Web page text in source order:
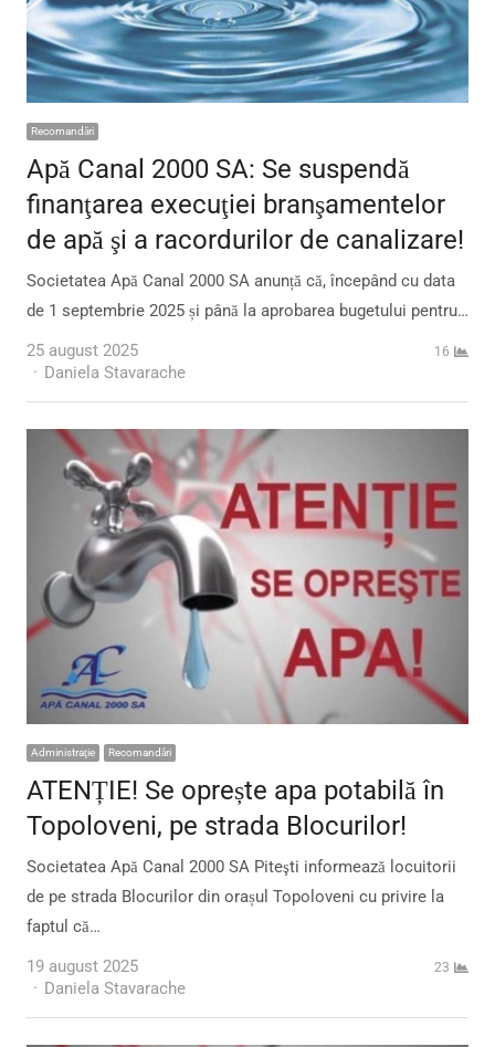
Recomandări
Apă Canal 2000 SA: Se suspendă
finanţarea execuţiei branşamentelor
de apă şi a racordurilor de canalizare!
Societatea Apă Canal 2000 SA anunță că, începând cu data
de 1 septembrie 2025 și până la aprobarea bugetului pentru…
25 august 2025
Author
Daniela Stavarache
16
Administraţie Recomandări
ATENȚIE! Se oprește apa potabilă în
Topoloveni, pe strada Blocurilor!
Societatea Apă Canal 2000 SA Piteşti informează locuitorii
de pe strada Blocurilor din orașul Topoloveni cu privire la
faptul că…
19 august 2025
Author
Daniela Stavarache
23